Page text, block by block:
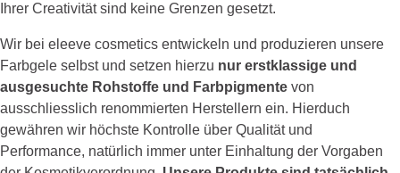
Ihrer Creativität sind keine Grenzen gesetzt.
Wir bei eleeve cosmetics entwickeln und produzieren unsere
Farbgele selbst und setzen hierzu nur erstklassige und
ausgesuchte Rohstoffe und Farbpigmente von
ausschliesslich renommierten Herstellern ein. Hierduch
gewähren wir höchste Kontrolle über Qualität und
Performance, natürlich immer unter Einhaltung der Vorgaben